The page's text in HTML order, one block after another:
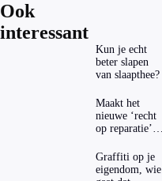
Ook
interessant
Kun je echt
beter slapen
van slaapthee?
Maakt het
nieuwe ‘recht
op reparatie’
echt
aantrekkelijker?
Graffiti op je
eigendom, wie